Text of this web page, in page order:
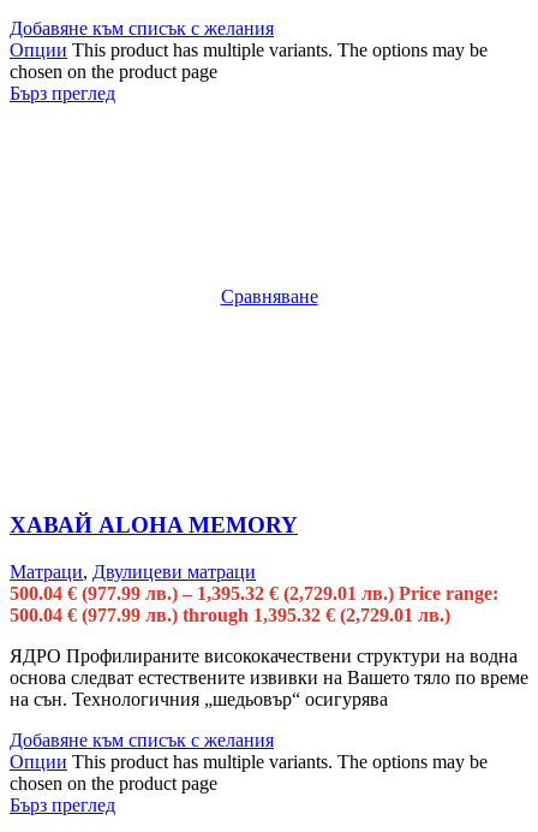
Добавяне към списък с желания
Опции This product has multiple variants. The options may be
chosen on the product page
Бърз преглед
Сравняване
ХАВАЙ ALOHA MEMORY
Матраци, Двулицеви матраци
500.04 € (977.99 лв.) – 1,395.32 € (2,729.01 лв.) Price range:
500.04 € (977.99 лв.) through 1,395.32 € (2,729.01 лв.)
ЯДРО Профилираните висококачествени структури на водна
основа следват естествените извивки на Вашето тяло по време
на сън. Технологичния „шедьовър“ осигурява
Добавяне към списък с желания
Опции This product has multiple variants. The options may be
chosen on the product page
Бърз преглед